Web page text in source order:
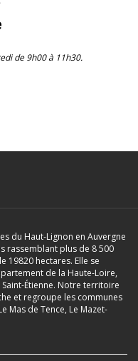
de 9h00 à 11h30.
du Haut-Lignon en Auvergne
rassemblant plus de 8 500
19820 hectares. Elle se
de la Haute-Loire,
Étienne. Notre territoire
et regroupe les communes
Mas de Tence, Le Mazet-